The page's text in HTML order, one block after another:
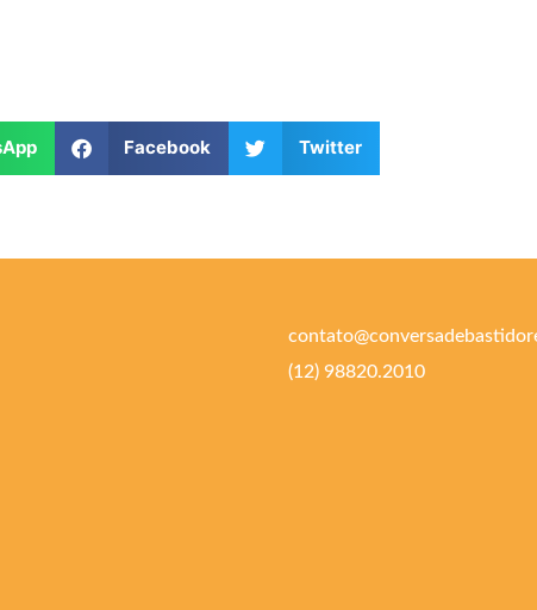
Facebook Twitter
(12) 98820.2010